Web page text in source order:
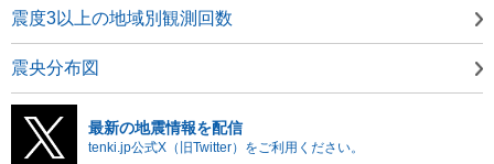
震度3以上の地域別観測回数
震央分布図
最新の地震情報を配信
tenki.jp公式X（旧Twitter）をご利用ください。